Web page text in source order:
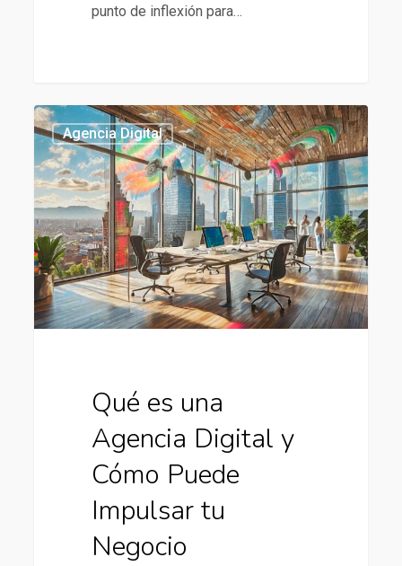
punto de inflexión para…
Qué
es
una
Agencia
Digital
y
Cómo
Puede
Impulsar
Agencia Digital
Qué es una
Agencia Digital y
Cómo Puede
Impulsar tu
Negocio
434